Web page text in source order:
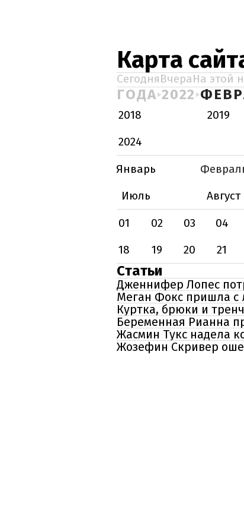
Карта
СегодняВчераНа этой
ГОДА 2022
2018 2019
2024
Январь
Июль
Август
01
02 03 04
18
19 20 21
Статьи
Дженнифер Лопес
Меган Фокс пришла с
Куртка, брюки и
Беременная Рианна
Жасмин Тукс надела
Жозефин Скривер